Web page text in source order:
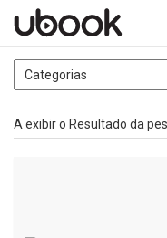
A exibir o Resultado da